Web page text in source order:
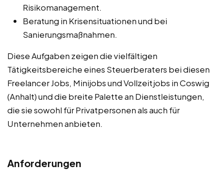
Risikomanagement.
Beratung in Krisensituationen und bei
Sanierungsmaßnahmen.
Diese Aufgaben zeigen die vielfältigen
Tätigkeitsbereiche eines Steuerberaters bei diesen
Freelancer Jobs, Minijobs und Vollzeitjobs in Coswig
(Anhalt) und die breite Palette an Dienstleistungen,
die sie sowohl für Privatpersonen als auch für
Unternehmen anbieten.
Anforderungen